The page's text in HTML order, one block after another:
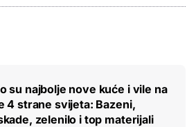
su najbolje nove kuće i vile na
4 strane svijeta: Bazeni,
zelenilo i top materijali